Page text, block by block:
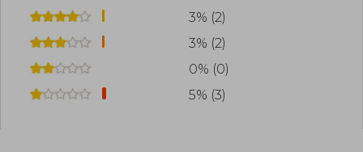
3% (2)
3% (2)
0% (0)
5% (3)